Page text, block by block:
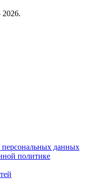
персональных данных
политике